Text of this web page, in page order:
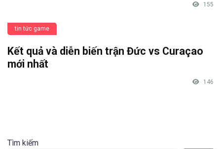
155
tin tức game
Kết quả và diễn biến trận Đức vs Curaçao
mới nhất
146
Tìm kiếm